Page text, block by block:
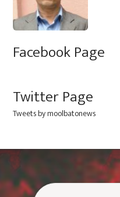
Facebook Page
Twitter Page
Tweets by moolbatonews